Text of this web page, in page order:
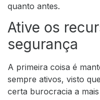
quanto antes.
Ative os
segurança
A primeira coisa é
sempre ativos, visto
certa burocracia a